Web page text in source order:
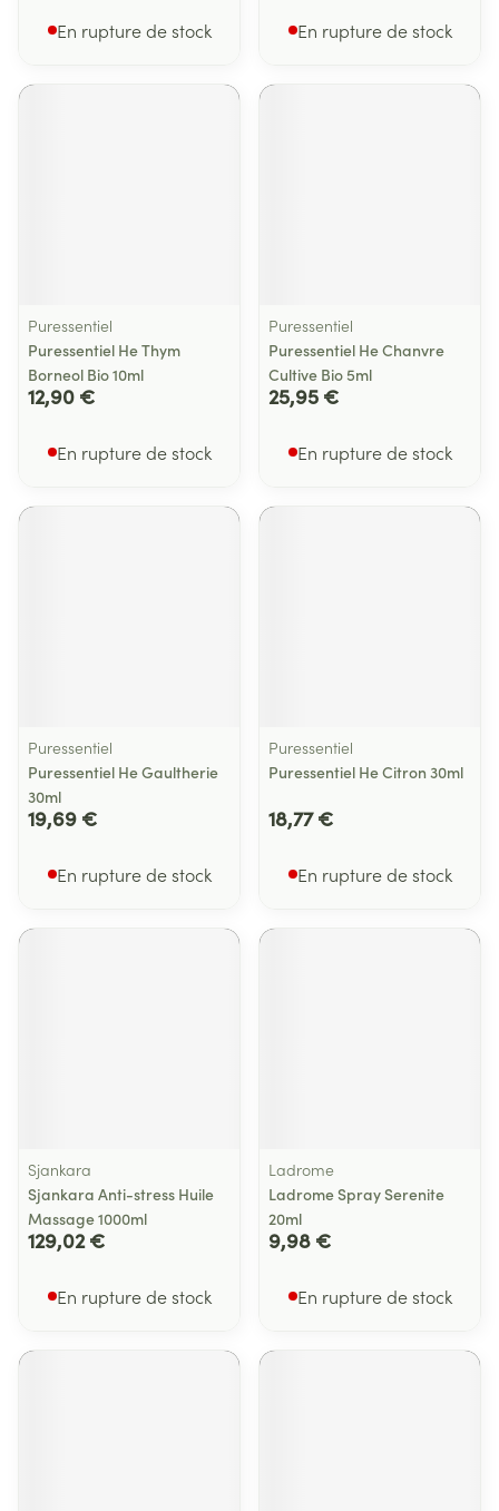
En rupture de stock En rupture de stock
Puressentiel
Puressentiel He Thym
Borneol Bio 10ml
12,90 €
En rupture de stock
Puressentiel
Puressentiel He Chanvre
Cultive Bio 5ml
25,95 €
En rupture de stock
Puressentiel
Puressentiel He Gaultherie
30ml
19,69 €
En rupture de stock
Puressentiel
Puressentiel He Citron 30ml
18,77 €
En rupture de stock
Sjankara
Sjankara Anti-stress Huile
Massage 1000ml
129,02 €
En rupture de stock
Ladrome
Ladrome Spray Serenite
20ml
9,98 €
En rupture de stock